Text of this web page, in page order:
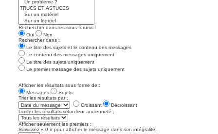
Rechercher dans les sous-forums :
Oui
Non
Rechercher dans :
Le titre des sujets et le contenu des messages
Le contenu des messages uniquement
Le titre des sujets uniquement
Le premier message des sujets uniquement
Afficher les résultats sous forme de :
Messages
Sujets
Trier les résultats par :
Croissant
Décroissant
Limiter les résultats selon leur ancienneté :
Afficher seulement les premiers :
Saisissez « 0 » pour afficher le message dans son intégralité.